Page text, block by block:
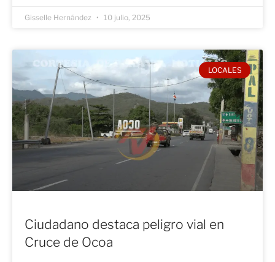
Gisselle Hernández 10 julio, 2025
LOCALES
Ciudadano destaca peligro vial en
Cruce de Ocoa